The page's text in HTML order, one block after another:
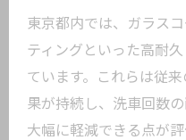
カーコーティ
乗効果
トレンドワ
の魅力
東京都内では、ガラス
ティングといった高耐
ています。これらは従
果が持続し、洗車回数
大幅に軽減できる点が